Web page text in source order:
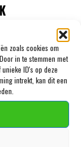
zoals cookies om
in te stemmen met
ID's op deze
intrekt, kan dit een